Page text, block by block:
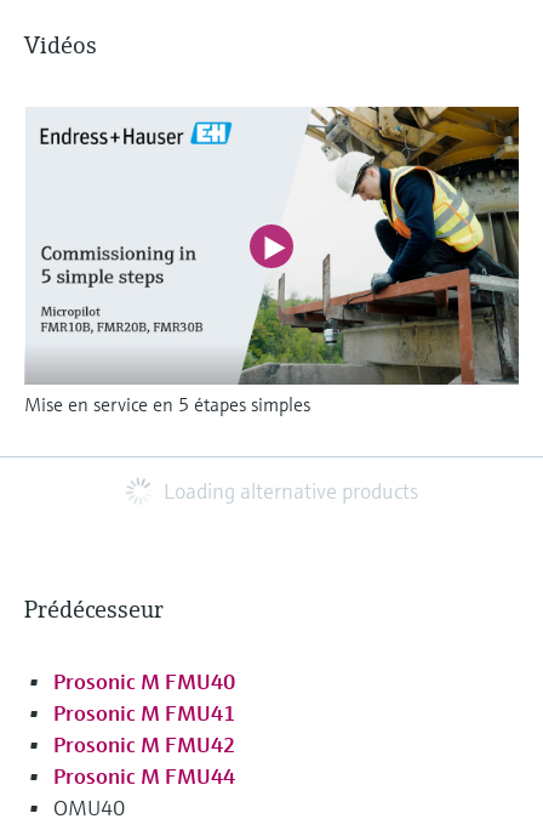
Vidéos
Mise en service en 5 étapes simples
Loading alternative products
Prédécesseur
Prosonic M FMU40
Prosonic M FMU41
Prosonic M FMU42
Prosonic M FMU44
OMU40